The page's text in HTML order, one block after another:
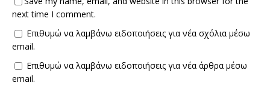
next time I comment.
Επιθυμώ να λαμβάνω ειδοποιήσεις για νέα σχόλια μέσω
email.
Επιθυμώ να λαμβάνω ειδοποιήσεις για νέα άρθρα μέσω
email.